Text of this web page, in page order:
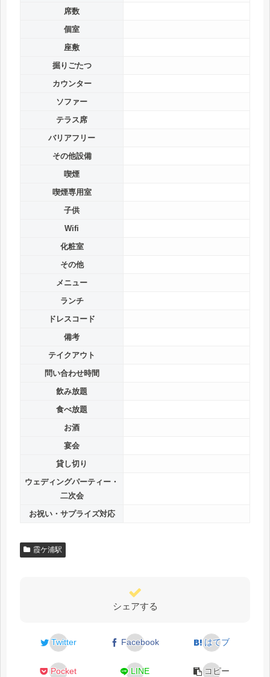
席数
個室
座敷
掘りごたつ
カウンター
ソファー
テラス席
バリアフリー
その他設備
喫煙
喫煙専用室
子供
Wifi
化粧室
その他
メニュー
ランチ
ドレスコード
備考
テイクアウト
問い合わせ時間
飲み放題
食べ放題
お酒
宴会
貸し切り
ウェディングパーティー・
二次会
お祝い・サプライズ対応
霞ケ浦駅
シェアする
Twitter Facebook はてブ
Pocket LINE コピー